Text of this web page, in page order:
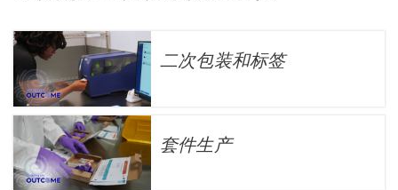
二次包装和标签
套件生产